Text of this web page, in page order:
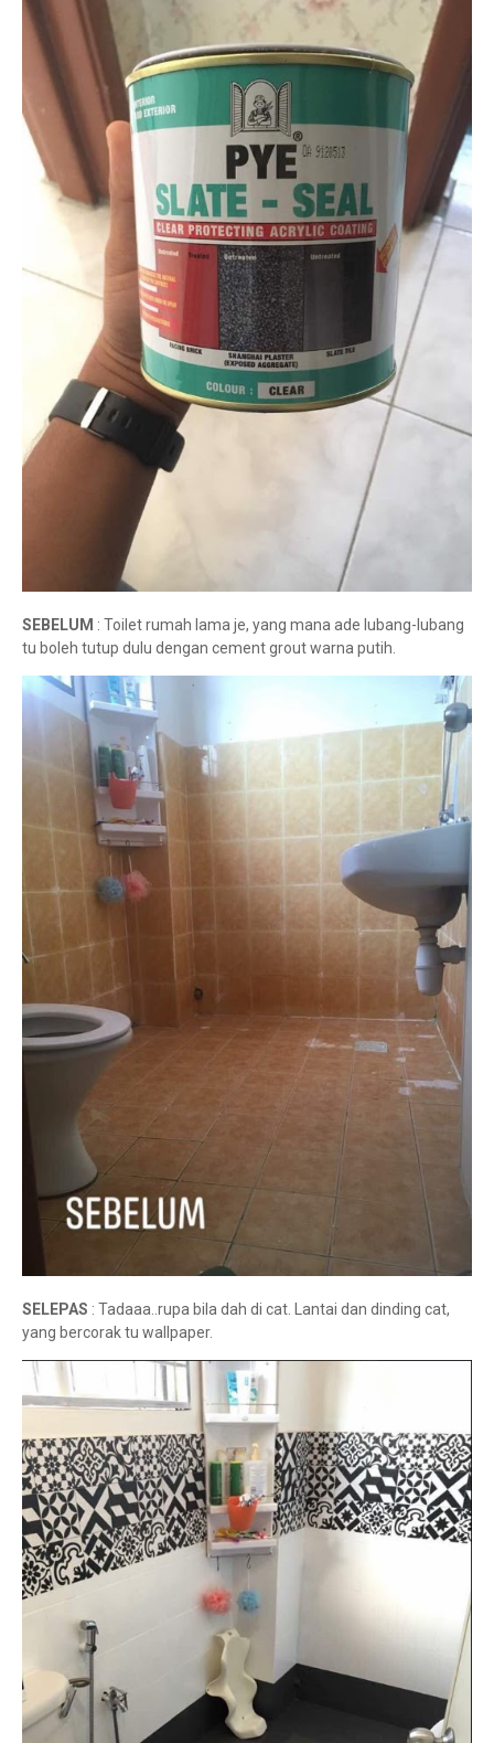
SEBELUM : Toilet rumah lama je, yang mana ade lubang-lubang
tu boleh tutup dulu dengan cement grout warna putih.
SELEPAS : Tadaaa..rupa bila dah di cat. Lantai dan dinding cat,
yang bercorak tu wallpaper.